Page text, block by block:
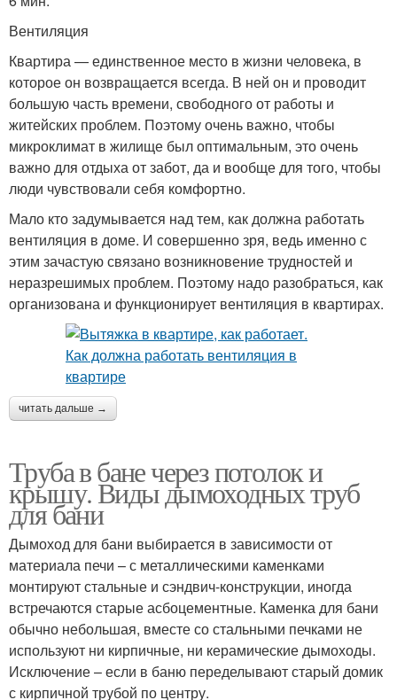
Вентиляция
Квартира — единственное место в жизни человека, в
которое он возвращается всегда. В ней он и проводит
большую часть времени, свободного от работы и
житейских проблем. Поэтому очень важно, чтобы
микроклимат в жилище был оптимальным, это очень
важно для отдыха от забот, да и вообще для того, чтобы
люди чувствовали себя комфортно.
Мало кто задумывается над тем, как должна работать
вентиляция в доме. И совершенно зря, ведь именно с
этим зачастую связано возникновение трудностей и
неразрешимых проблем. Поэтому надо разобраться, как
организована и функционирует вентиляция в квартирах.
читать дальше →
Труба в бане через потолок и
крышу. Виды дымоходных труб
для бани
Дымоход для бани выбирается в зависимости от
материала печи – с металлическими каменками
монтируют стальные и сэндвич-конструкции, иногда
встречаются старые асбоцементные. Каменка для бани
обычно небольшая, вместе со стальными печками не
используют ни кирпичные, ни керамические дымоходы.
Исключение – если в баню переделывают старый домик
с кирпичной трубой по центру.